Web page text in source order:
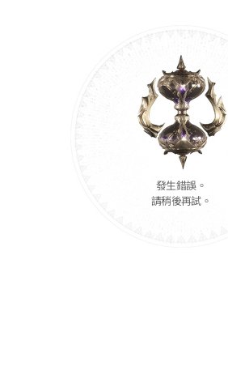
發生錯誤。
請稍後再試。